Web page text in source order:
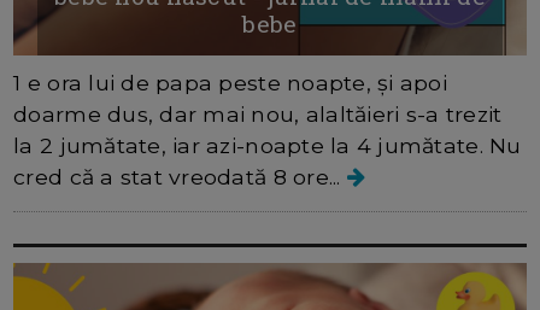
bebe
1 e ora lui de papa peste noapte, și apoi
doarme dus, dar mai nou, alaltăieri s-a trezit
la 2 jumătate, iar azi-noapte la 4 jumătate. Nu
cred că a stat vreodată 8 ore...